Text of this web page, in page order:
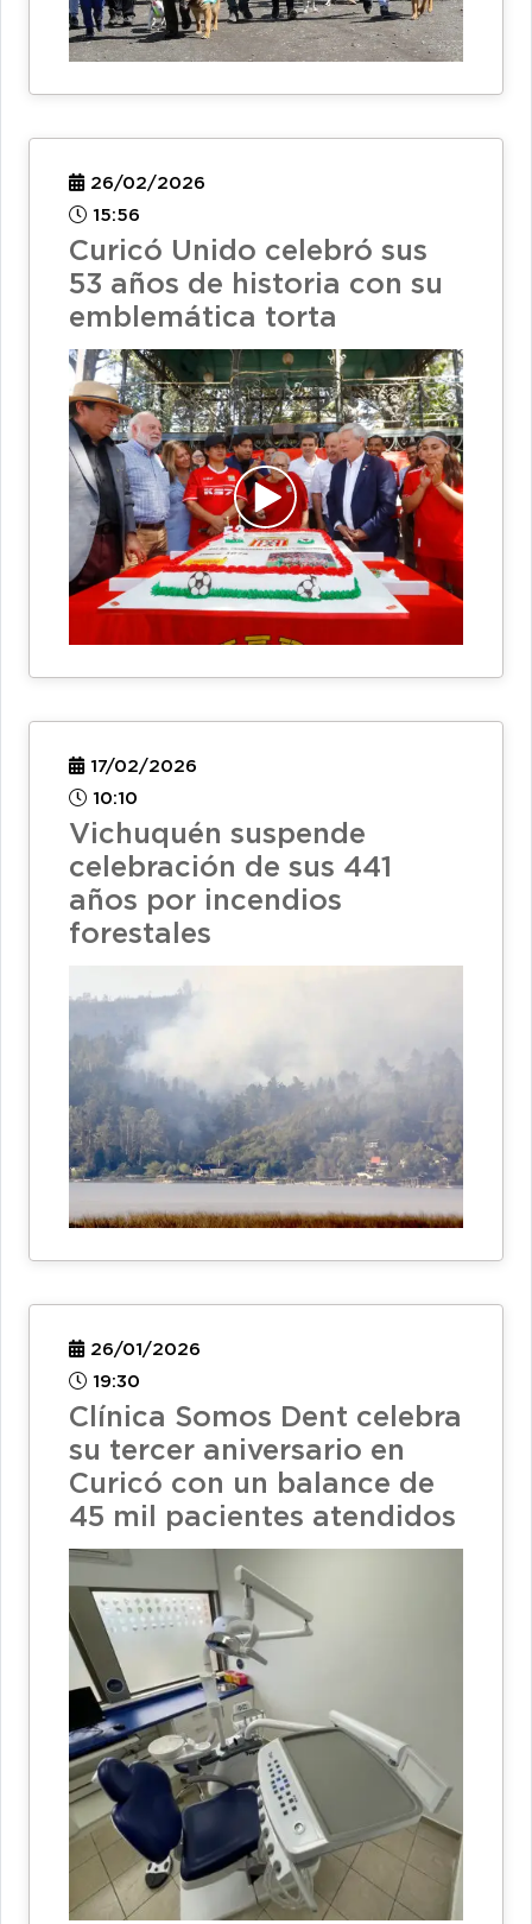
26/02/2026
15:56
Curicó Unido celebró sus
53 años de historia con su
emblemática torta
17/02/2026
10:10
Vichuquén suspende
celebración de sus 441
años por incendios
forestales
26/01/2026
19:30
Clínica Somos Dent celebra
su tercer aniversario en
Curicó con un balance de
45 mil pacientes atendidos